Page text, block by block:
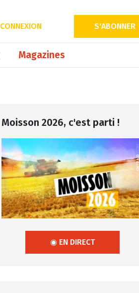
CONNEXION S'ABONNER
Magazines
Moisson 2026, c'est parti !
◉ EN DIRECT